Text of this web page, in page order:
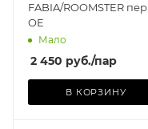
FABIA/ROOMSTER пер
OE
Мало
2 450 руб./пар
В КОРЗИНУ